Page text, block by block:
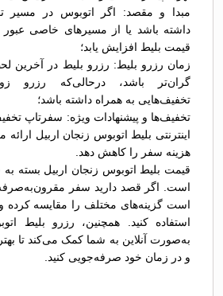
مبدا و مقصد: اگر اتوبوس در مسیر
داشته باشد یا از مسیرهای خاصی
قیمت بلیط افزایش یابد؛
زمان رزرو بلیط: رزرو بلیط در
گران‌تر باشد، درحالی‌که رزرو
تخفیف‌هایی به همراه داشته باشد؛
تخفیف‌ها و پیشنهادات ویژه: سفرتاپ
اینترنتی بلیط اتوبوس زنجان اربیل
هزینه سفر را کاهش دهد.
قیمت بلیط اتوبوس زنجان اربیل بسته
است. اگر قصد دارید سفر
است گزینه‌های مختلف را مقایسه کرده
استفاده کنید. همچنین، رزرو بلیط
به‌صورت آنلاین به شما کمک می‌کند تا
و در زمان خود صرفه‌جویی کنید.